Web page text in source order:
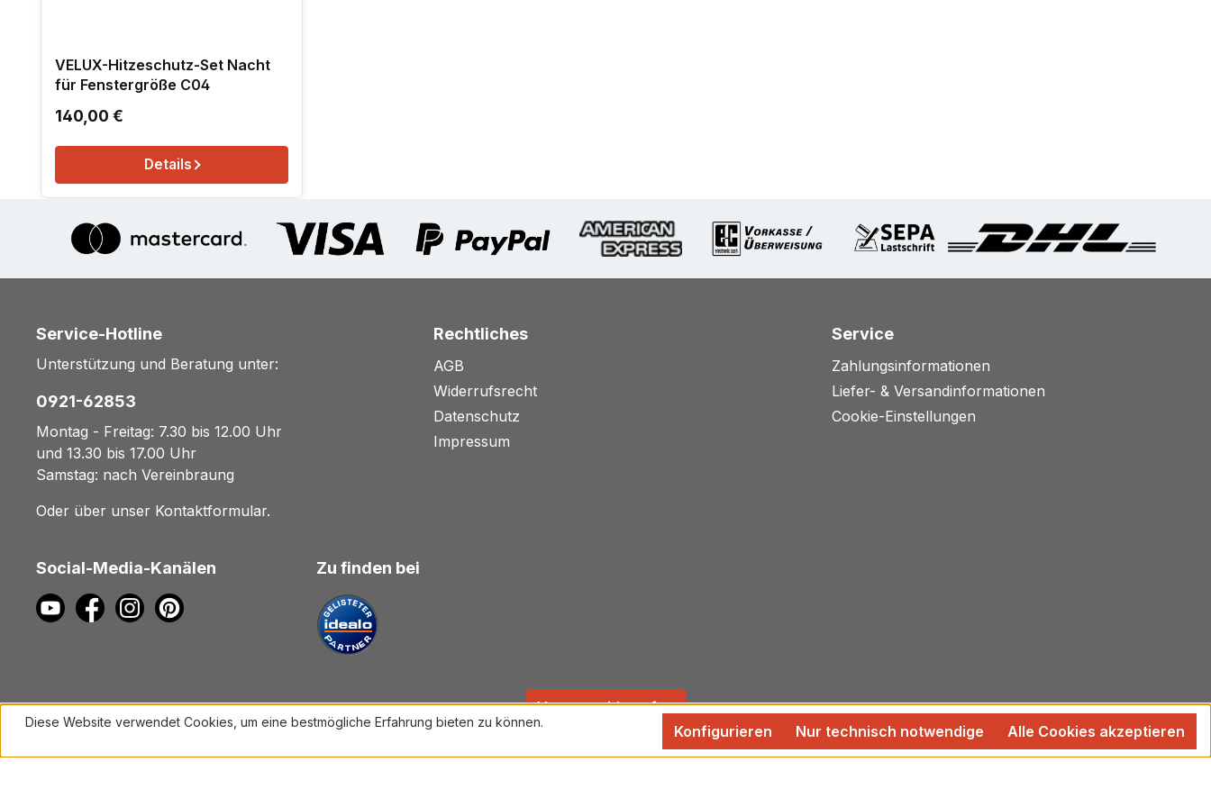
VELUX-Hitzeschutz-Set Nacht
für Fenstergröße C04
Regulärer Preis:
140,00 €
Details
Service-Hotline
Unterstützung und Beratung unter:
0921-62853
Montag - Freitag: 7.30 bis 12.00 Uhr
und 13.30 bis 17.00 Uhr
Samstag: nach Vereinbraung
Oder über unser Kontaktformular.
Rechtliches
AGB
Widerrufsrecht
Datenschutz
Impressum
Service
Zahlungsinformationen
Liefer- & Versandinformationen
Cookie-Einstellungen
Social-Media-Kanälen Zu finden bei
Vertrag widerrufen
Diese Website verwendet Cookies, um eine bestmögliche Erfahrung bieten zu können.
Nur technisch notwendige
Konfigurieren Alle Cookies akzeptieren